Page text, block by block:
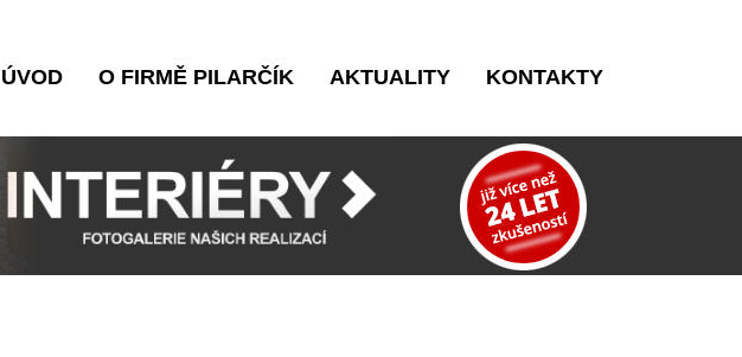
ÚVOD O FIRMĚ PILARČÍK AKTUALITY KONTAKTY